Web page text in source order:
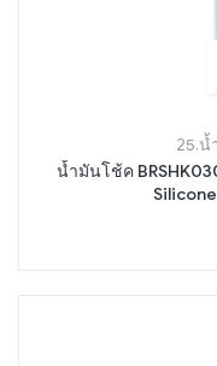
25.น้
น้ำมันโช้ค